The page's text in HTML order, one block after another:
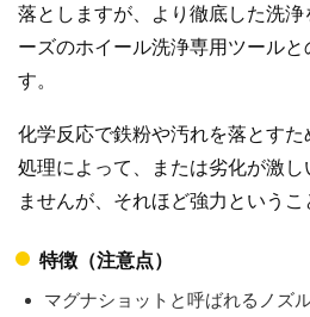
落としますが、より徹底した洗浄
ーズのホイール洗浄専用ツールと
す。
化学反応で鉄粉や汚れを落とす
処理によって、または劣化が激
ませんが、それほど強力というこ
特徴（注意点）
マグナショットと呼ばれるノズ